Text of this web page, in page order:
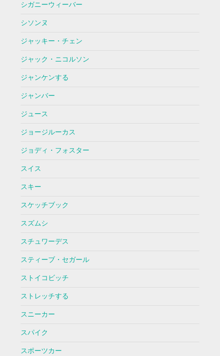
シガニーウィーバー
シソンヌ
ジャッキー・チェン
ジャック・ニコルソン
ジャンケンする
ジャンバー
ジュース
ジョージルーカス
ジョディ・フォスター
スイス
スキー
スケッチブック
スズムシ
スチュワーデス
スティーブ・セガール
ストイコビッチ
ストレッチする
スニーカー
スパイク
スポーツカー